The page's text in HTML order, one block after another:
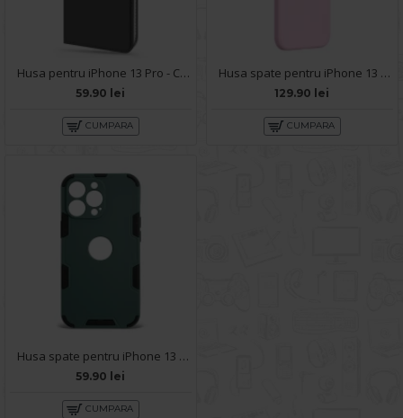
Husa pentru iPhone 13 Pro - Carte X-Power Negru
59.90 lei
CUMPARA
Husa spate pentru iPhone 13 Pro Baseus Liquid Silica Gel - Roz
129.90 lei
CUMPARA
Husa spate pentru iPhone 13 Pro - Mantis Case Rosu / Negru
59.90 lei
CUMPARA